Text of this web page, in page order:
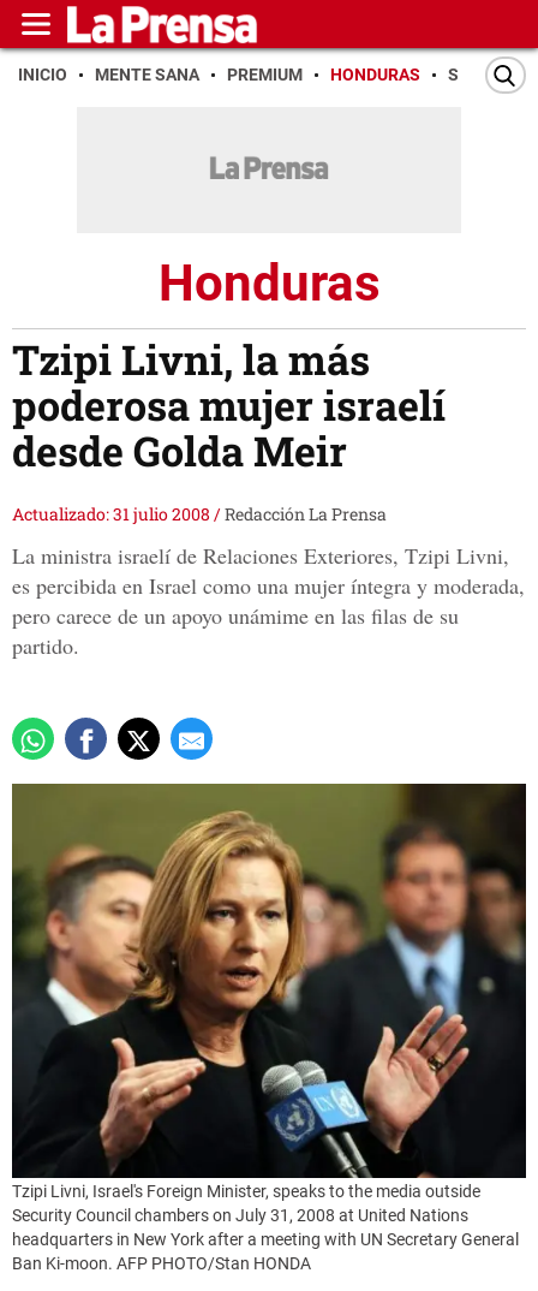
INICIO MENTE SANA PREMIUM HONDURAS SAN PEDRO
Honduras
Tzipi Livni, la más
poderosa mujer israelí
desde Golda Meir
Actualizado: 31 julio 2008 /Redacción La Prensa
La ministra israelí de Relaciones Exteriores, Tzipi Livni,
es percibida en Israel como una mujer íntegra y moderada,
pero carece de un apoyo unámime en las filas de su
partido.
Tzipi Livni, Israel's Foreign Minister, speaks to the media outside
Security Council chambers on July 31, 2008 at United Nations
headquarters in New York after a meeting with UN Secretary General
Ban Ki-moon. AFP PHOTO/Stan HONDA